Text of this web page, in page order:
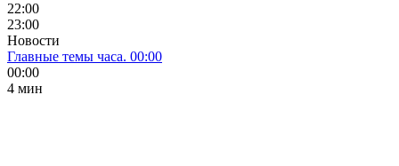
22:00
23:00
Новости
Главные темы часа. 00:00
00:00
4 мин